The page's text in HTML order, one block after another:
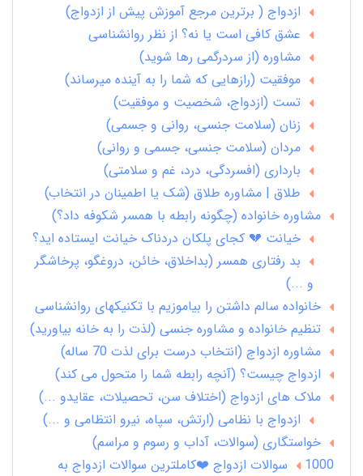
ازدواج ( برترین مرجع آموزش پیش از ازدواج)
عشق کافی است یا نه؟ از نظر روانشناسی
مشاوره (از سردرگمی رها شوید)
موفقیت (رازهایی که شما را به آینده میرساند)
تست (ازدواج، شخصیت و موفقیت)
زنان (سلامت جنسی، روانی و جسمی)
مردان (سلامت جنسی، جسمی و روانی)
بارداری (افسردگی، درد، غم و سلامتی)
طلاق | مشاوره طلاق (شک یا اطمینان در انتخاب)
مشاوره خانواده (چگونه رابطه با همسر شکوفه داد؟)
خیانت 💔 کجای پلکان دردناک خیانت ایستاده اید؟
بد رفتاری همسر (بداخلاق، خائن، دروغگو، پرخاشگر
و ...)
خانواده سالم داشتن را بیاموزیم با تکنیکهای روانشناسی
تنظیم خانواده و مشاوره جنسی (لذت را به خانه بیاورید)
مشاوره ازدواج (انتخاب درست برای لذت 70 ساله)
ازدواج چیست؟ (آنچه رابطه شما را متحول می کند)
ملاک های ازدواج (اختلاف سن، تحصیلات، عقایدو ...)
ازدواج با نظامی (ارتش، سپاه، نیرو انتظامی و ...)
خواستگاری (سوالات، آداب و رسوم و مراسم)
1000 سوالات ازدواج ❤️کاملترین سوالات ازدواج به